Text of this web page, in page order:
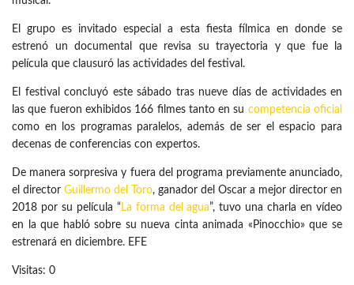
El grupo es invitado especial a esta fiesta fílmica en donde se
estrenó un documental que revisa su trayectoria y que fue la
película que clausuró las actividades del festival.
El festival concluyó este sábado tras nueve días de actividades en
las que fueron exhibidos 166 filmes tanto en su competencia oficial
como en los programas paralelos, además de ser el espacio para
decenas de conferencias con expertos.
De manera sorpresiva y fuera del programa previamente anunciado,
el director Guillermo del Toro, ganador del Oscar a mejor director en
2018 por su película “ La forma del agua”, tuvo una charla en vídeo
en la que habló sobre su nueva cinta animada «Pinocchio» que se
estrenará en diciembre. EFE
Visitas: 0